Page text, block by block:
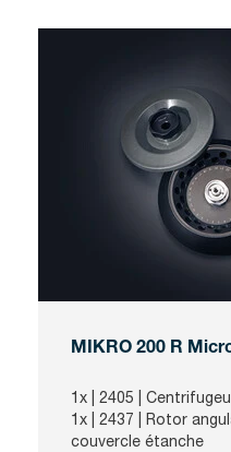
MIKRO 200 R
1x | 2405 |
1x | 2437 | Rotor
couvercle étanche